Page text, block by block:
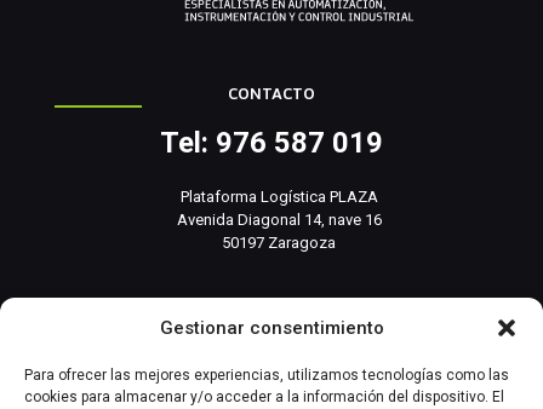
Gestionar consentimiento
Para ofrecer las mejores experiencias, utilizamos tecnologías como las
cookies para almacenar y/o acceder a la información del dispositivo. El
CONTACTO
Tel: 976 587 019
Plataforma Logística PLAZA
Avenida Diagonal 14, nave 16
50197 Zaragoza
INFORMACIÓN RELEVANTE